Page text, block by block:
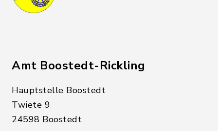
Amt Boostedt-Rickling
Hauptstelle Boostedt
Twiete 9
24598 Boostedt